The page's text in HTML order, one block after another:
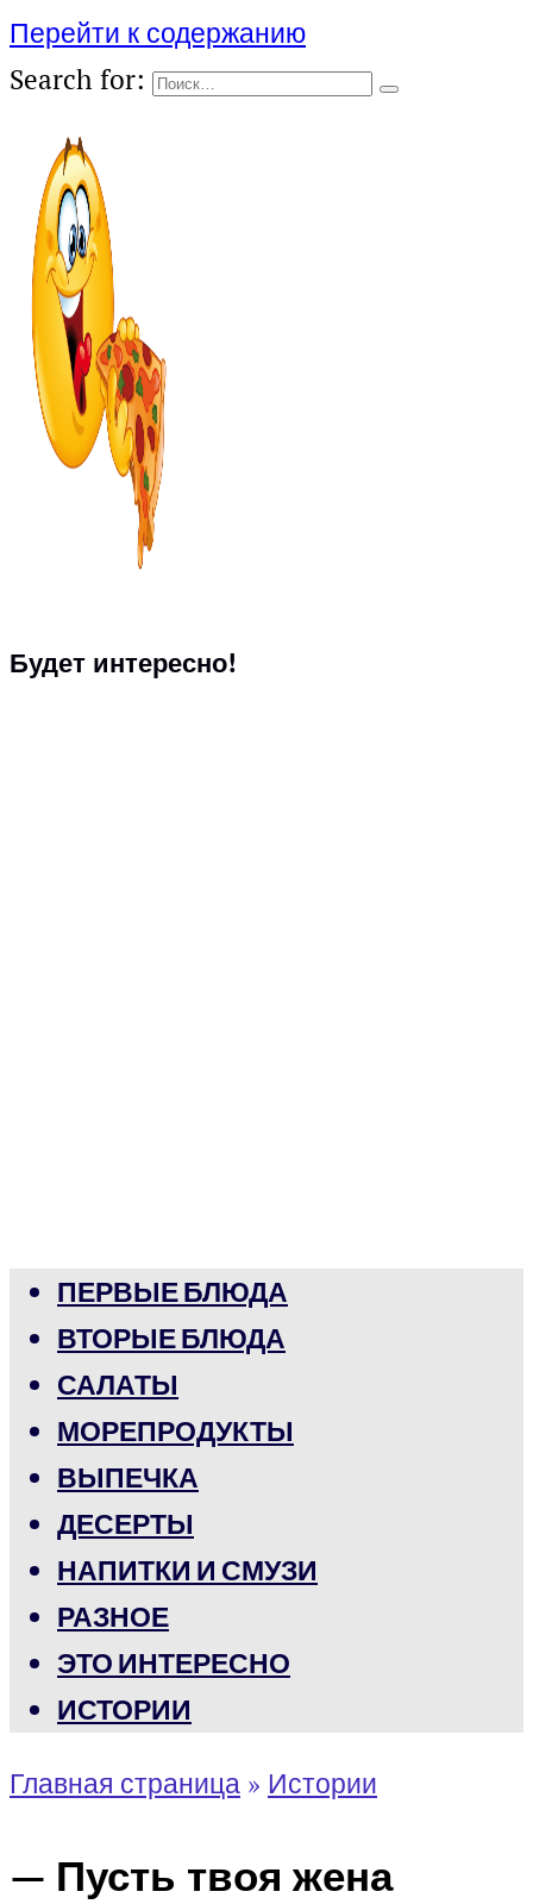
Перейти к содержанию
Search for:
Будет интересно!
ПЕРВЫЕ БЛЮДА
ВТОРЫЕ БЛЮДА
САЛАТЫ
МОРЕПРОДУКТЫ
ВЫПЕЧКА
ДЕСЕРТЫ
НАПИТКИ И СМУЗИ
РАЗНОЕ
ЭТО ИНТЕРЕСНО
ИСТОРИИ
Главная страница » Истории
— Пусть твоя жена